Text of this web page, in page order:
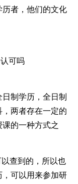
者，他们的文化
可吗
制学历，全日制
两者存在一定的
的一种方式之
查到的，所以也
可以用来参加研